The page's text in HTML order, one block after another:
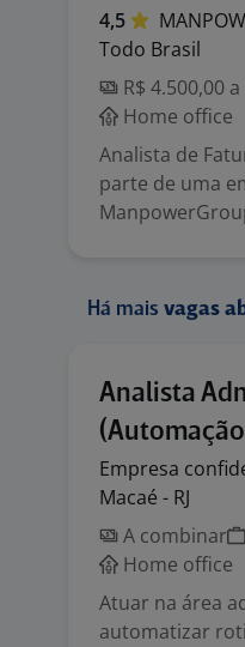
4,5
Todo Brasil
R$ 4.500,00
Home office
Analista de
parte de uma
Há mais vagas
Analista
Empresa
Macaé - RJ
A combinar
Home office
Atuar na área
automatizar